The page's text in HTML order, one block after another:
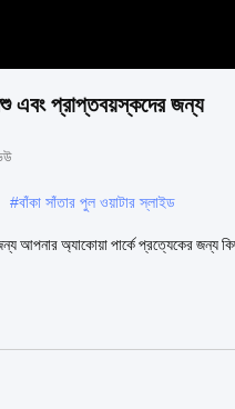
এবং প্রাপ্তবয়স্কদের জন্য
#বাঁকা সাঁতার পুল ওয়াটার স্লাইড
আপনার অ্যাকোয়া পার্কে প্রত্যেকের জন্য